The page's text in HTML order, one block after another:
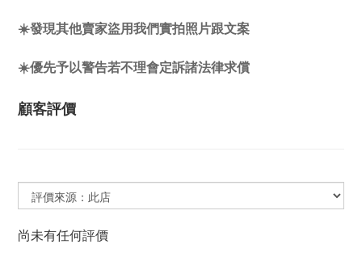
☀️發現其他賣家盜用我們實拍照片跟文案
☀️優先予以警告若不理會定訴諸法律求償
顧客評價
尚未有任何評價